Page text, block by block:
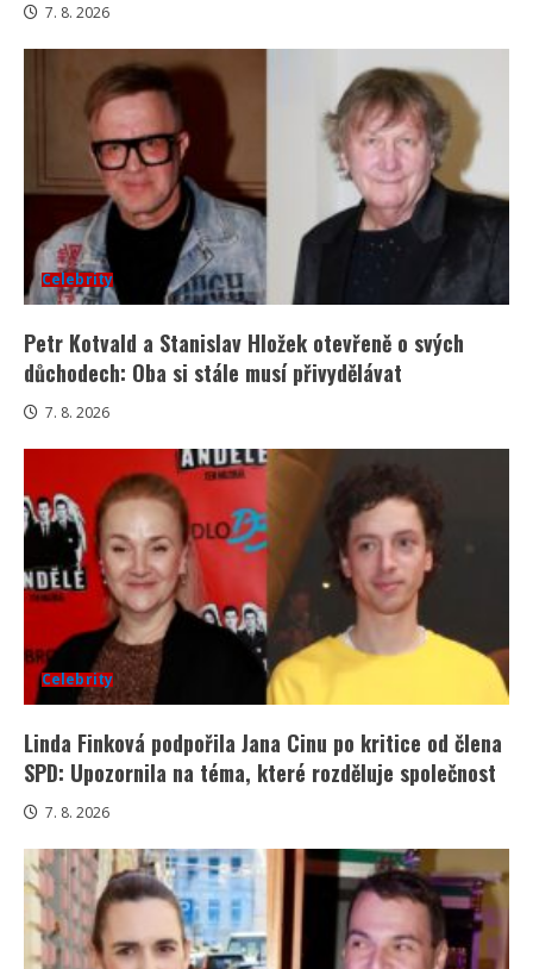
7. 8. 2026
Celebrity
Petr Kotvald a Stanislav Hložek otevřeně o svých
důchodech: Oba si stále musí přivydělávat
7. 8. 2026
Celebrity
Linda Finková podpořila Jana Cinu po kritice od člena
SPD: Upozornila na téma, které rozděluje společnost
7. 8. 2026